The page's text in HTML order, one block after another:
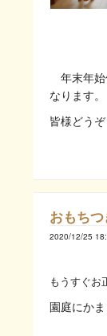
年末年始
なります。
皆様どう
おもちつ
2020/12/25
もうすぐお
園庭にか